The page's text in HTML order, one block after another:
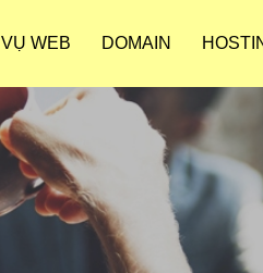
WEB DOMAIN